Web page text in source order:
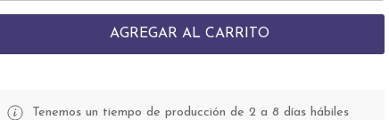
AGREGAR AL CARRITO
Tenemos un tiempo de producción de 2 a 8 días hábiles